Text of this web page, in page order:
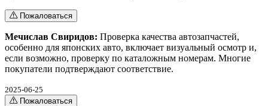
Пожаловаться
Мечислав Свиридов: Проверка качества автозапчастей,
особенно для японских авто, включает визуальный осмотр и,
если возможно, проверку по каталожным номерам. Многие
покупатели подтверждают соответствие.
2025-06-25
Пожаловаться